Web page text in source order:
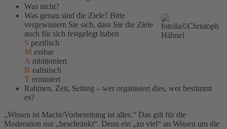
Was nicht?
Was genau sind die Ziele? Bitte
vergewissern Sie sich, dass Sie die Ziele
auch für sich festgelegt haben
S pezifisch
M essbar
A mbitioniert
R ealistisch
T erminiert
Rahmen, Zeit, Setting – wer organisiert dies, wer bestimmt
es?
„Wissen ist Macht/Vorbereitung ist alles.“ Das gilt für die
Moderation nur „beschränkt“. Denn ein „zu viel“ an Wissen um die